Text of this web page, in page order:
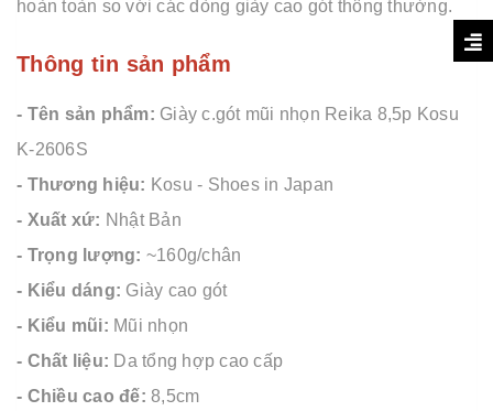
hoàn toàn so với các dòng giày cao gót thông thường.
Thông tin sản phẩm
- Tên sản phẩm: Giày c.gót mũi nhọn Reika 8,5p Kosu
K-2606S
- Thương hiệu: Kosu - Shoes in Japan
- Xuất xứ: Nhật Bản
- Trọng lượng: ~160g/chân
- Kiểu dáng: Giày cao gót
- Kiểu mũi: Mũi nhọn
- Chất liệu: Da tổng hợp cao cấp
- Chiều cao đế: 8,5cm